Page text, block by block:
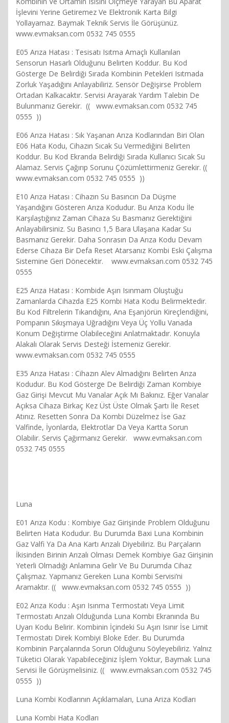
İşlevini Yerine Getiremez Ve Elektronik Karta Bilgi
Yollayamaz. Baymak Teknik Servis İle Görüşünüz.
www.evmaksan.com 0532 745 0555
E05 Arıza Hatası : Tesisatı Isıtma Amaçlı Kullanılan
Sensorun Hasarlı Olduğunu Belirten Koddur. Bu Kod
Gösterge De Belirdiği Sırada Kombinin Petekleri Isıtmada
Zorluk Yaşadığını Anlayabiliriz. Sensör Değişirse Problem
Ortadan Kalkacaktır. Servisi Arayarak Yardım Talebin De
Bulunmanız Gerekir. (( www.evmaksan.com 0532 745
0555 ))
E06 Arıza Hatası : Sık Yaşanan Arıza Kodlarından Biri Olan
E06 Hata Kodu, Cihazın Sıcak Su Vermediğini Belirten
Koddur. Bu Kod Ekranda Belirdiği Sırada Kullanıcı Sıcak Su
Alamaz. Servis Çağırıp Sorunu Çözümlettirmeniz Gerekir. ((
www.evmaksan.com 0532 745 0555 ))
E10 Arıza Hatası : Cihazın Su Basıncın Da Düşme
Yaşandığını Gösteren Arıza Kodudur. Bu Arıza Kodu İle
Karşılaştığınız Zaman Cihaza Su Basmanız Gerektiğini
Anlayabilirsiniz. Su Basıncı 1,5 Bara Ulaşana Kadar Su
Basmanız Gerekir. Daha Sonrasın Da Arıza Kodu Devam
Ederse Cihaza Bir Defa Reset Atarsanız Kombi Eski Çalışma
Sistemine Geri Dönecektir. www.evmaksan.com 0532 745
0555
E25 Arıza Hatası : Kombide Aşırı Isınmam Oluştuğu
Zamanlarda Cihazda E25 Kombi Hata Kodu Belirmektedir.
Bu Kod Filtrelerin Tıkandığını, Ana Eşanjörün Kireçlendiğini,
Pompanın Sıkışmaya Uğradığını Veya Üç Yollu Vanada
Konum Değiştirme Olabileceğini Anlatmaktadır. Konuyla
Alakalı Olarak Servis Desteği İstemeniz Gerekir.
www.evmaksan.com 0532 745 0555
E35 Arıza Hatası : Cihazın Alev Almadığını Belirten Arıza
Kodudur. Bu Kod Gösterge De Belirdiği Zaman Kombiye
Gaz Girişi Mevcut Mu Vanalar Açık Mı Bakınız. Eğer Vanalar
Açıksa Cihaza Birkaç Kez Üst Üste Olmak Şartı İle Reset
Atınız. Resetten Sonra Da Kombi Düzelmez İse Gaz
Valfinde, İyonlarda, Elektrotlar Da Veya Kartta Sorun
Olabilir. Servis Çağırmanız Gerekir. www.evmaksan.com
0532 745 0555
Luna
E01 Arıza Kodu : Kombiye Gaz Girişinde Problem Olduğunu
Belirten Hata Kodudur. Bu Durumda Baxi Luna Kombinin
Gaz Valfi Ya Da Ana Kartı Arızalı Diyebiliriz. Bu Parçaların
İkisinden Birinin Arızalı Olması Demek Kombiye Gaz Girişinin
Yeterli Olmadığı Anlamına Gelir Ve Bu Durumda Cihaz
Çalışmaz. Yapmanız Gereken Luna Kombi Servisi’ni
Aramaktır. (( www.evmaksan.com 0532 745 0555 ))
E02 Arıza Kodu : Aşırı Isınma Termostatı Veya Limit
Termostatı Arızalı Olduğunda Luna Kombi Ekranında Bu
Uyarı Kodu Belirir. Kombinin İçindeki Su Aşırı Isınır İse Limit
Termostatı Direk Kombiyi Bloke Eder. Bu Durumda
Kombinin Parçalarında Sorun Olduğunu Söyleyebiliriz. Yalnız
Tüketici Olarak Yapabileceğiniz İşlem Yoktur, Baymak Luna
Servisi İle Görüşmelisiniz. (( www.evmaksan.com 0532 745
0555 ))
Luna Kombi Kodlarının Açıklamaları, Luna Ariza Kodları
Luna Kombi Hata Kodları